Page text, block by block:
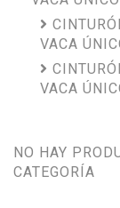
VACA
VACA
NO HAY
CATEGORÍA